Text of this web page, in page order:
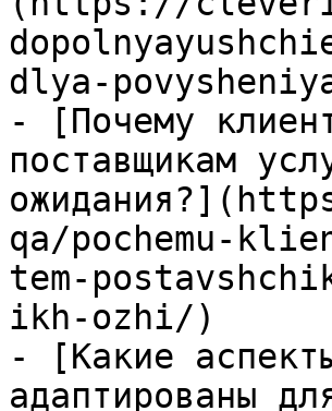
dlya-
- [Почему
поставщикам
qa/pochemu-
tem-
ikh-ozhi/)
- [Какие
адаптированы